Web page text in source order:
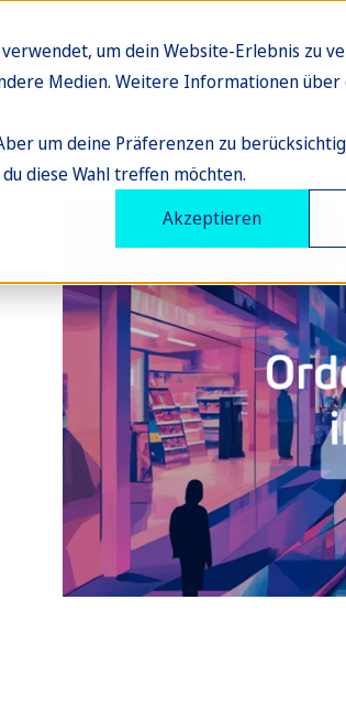
um dein Website-Erlebnis zu
Medien. Weitere Informationen über
um deine Präferenzen zu
diese Wahl treffen möchten.
Akzeptieren
Lösungen Preise Ressourcen